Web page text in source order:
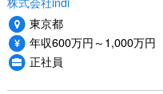
東京都
年収600万円～1,000万円
正社員